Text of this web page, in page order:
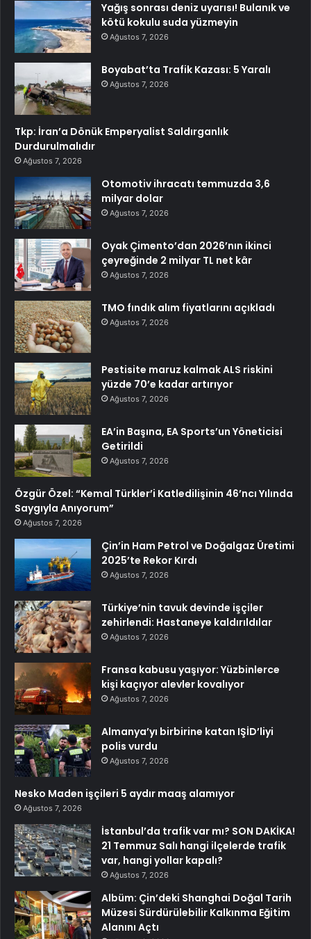
Yağış sonrası deniz uyarısı! Bulanık ve
kötü kokulu suda yüzmeyin
Ağustos 7, 2026
Boyabat’ta Trafik Kazası: 5 Yaralı
Ağustos 7, 2026
Tkp: İran’a Dönük Emperyalist Saldırganlık
Durdurulmalıdır
Ağustos 7, 2026
Otomotiv ihracatı temmuzda 3,6
milyar dolar
Ağustos 7, 2026
Oyak Çimento’dan 2026’nın ikinci
çeyreğinde 2 milyar TL net kâr
Ağustos 7, 2026
TMO fındık alım fiyatlarını açıkladı
Ağustos 7, 2026
Pestisite maruz kalmak ALS riskini
yüzde 70’e kadar artırıyor
Ağustos 7, 2026
EA’in Başına, EA Sports’un Yöneticisi
Getirildi
Ağustos 7, 2026
Özgür Özel: “Kemal Türkler’i Katledilişinin 46’ncı Yılında
Saygıyla Anıyorum”
Ağustos 7, 2026
Çin’in Ham Petrol ve Doğalgaz Üretimi
2025’te Rekor Kırdı
Ağustos 7, 2026
Türkiye’nin tavuk devinde işçiler
zehirlendi: Hastaneye kaldırıldılar
Ağustos 7, 2026
Fransa kabusu yaşıyor: Yüzbinlerce
kişi kaçıyor alevler kovalıyor
Ağustos 7, 2026
Almanya’yı birbirine katan IŞİD’liyi
polis vurdu
Ağustos 7, 2026
Nesko Maden işçileri 5 aydır maaş alamıyor
Ağustos 7, 2026
İstanbul’da trafik var mı? SON DAKİKA!
21 Temmuz Salı hangi ilçelerde trafik
var, hangi yollar kapalı?
Ağustos 7, 2026
Albüm: Çin’deki Shanghai Doğal Tarih
Müzesi Sürdürülebilir Kalkınma Eğitim
Alanını Açtı